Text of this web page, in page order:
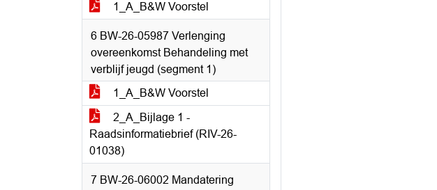
1_A_B&W Voorstel
6 BW-26-05987 Verlenging
overeenkomst Behandeling met
verblijf jeugd (segment 1)
1_A_B&W Voorstel
2_A_Bijlage 1 -
Raadsinformatiebrief (RIV-26-
01038)
7 BW-26-06002 Mandatering